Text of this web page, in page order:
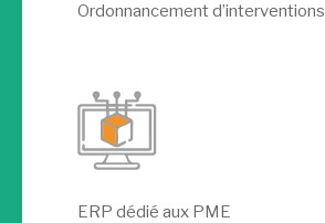
Ordonnancement d’interventions
ERP dédié aux PME